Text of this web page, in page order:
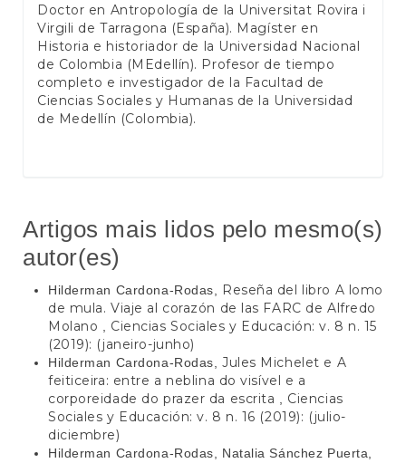
Doctor en Antropología de la Universitat Rovira i
Virgili de Tarragona (España). Magíster en
Historia e historiador de la Universidad Nacional
de Colombia (MEdellín). Profesor de tiempo
completo e investigador de la Facultad de
Ciencias Sociales y Humanas de la Universidad
de Medellín (Colombia).
Artigos mais lidos pelo mesmo(s)
autor(es)
Hilderman Cardona-Rodas, Reseña del libro A lomo
de mula. Viaje al corazón de las FARC de Alfredo
Molano , Ciencias Sociales y Educación: v. 8 n. 15
(2019): (janeiro-junho)
Hilderman Cardona-Rodas, Jules Michelet e A
feiticeira: entre a neblina do visível e a
corporeidade do prazer da escrita , Ciencias
Sociales y Educación: v. 8 n. 16 (2019): (julio-
diciembre)
Hilderman Cardona-Rodas, Natalia Sánchez Puerta,